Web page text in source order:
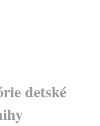
detské